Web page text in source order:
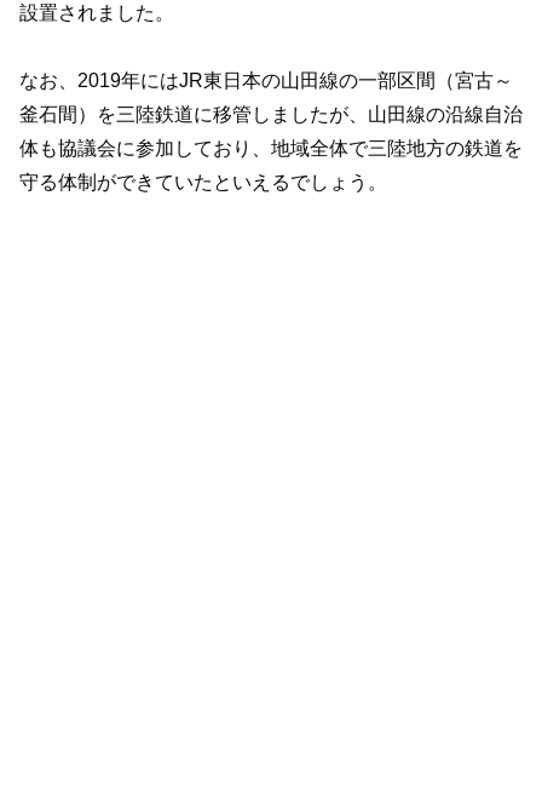
設置されました。
なお、2019年にはJR東日本の山田線の一部区間（宮古～
釜石間）を三陸鉄道に移管しましたが、山田線の沿線自治
体も協議会に参加しており、地域全体で三陸地方の鉄道を
守る体制ができていたといえるでしょう。